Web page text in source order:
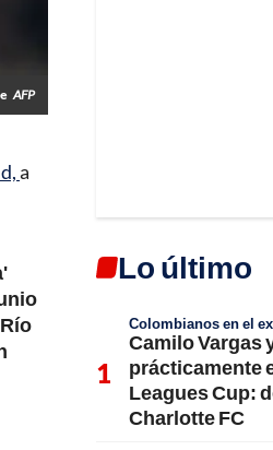
AFP
a
Lo último
Colombianos en el
Camilo Vargas
prácticamente
Leagues Cup:
Charlotte FC